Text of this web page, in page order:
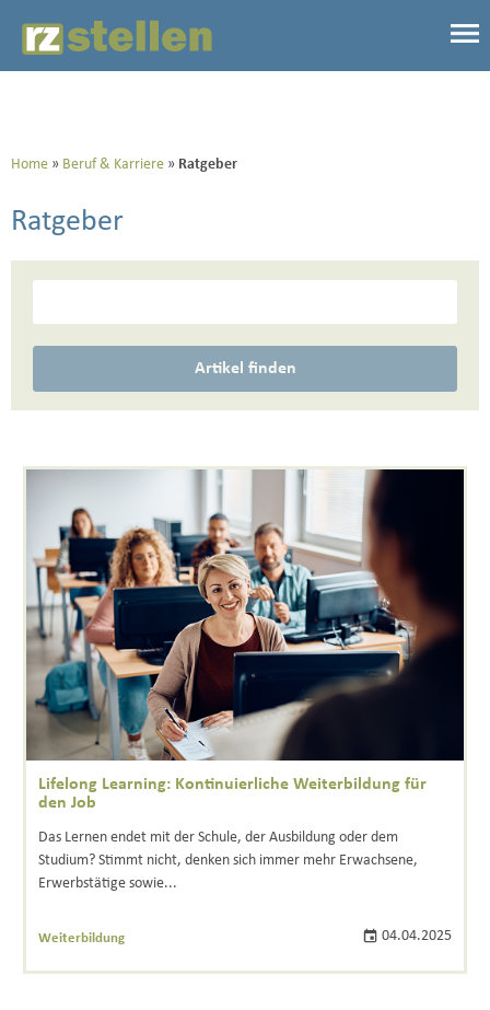
Home Beruf & Karriere Ratgeber
Ratgeber
Artikel finden
Lifelong Learning: Kontinuierliche Weiterbildung für
den Job
Das Lernen endet mit der Schule, der Ausbildung oder dem
Studium? Stimmt nicht, denken sich immer mehr Erwachsene,
Erwerbstätige sowie...
Weiterbildung 04.04.2025